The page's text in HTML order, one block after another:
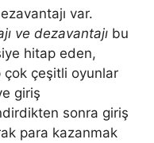
var.
ve dezavantajı bu
hitap eden,
çok çeşitli oyunlar
giriş
sonra giriş
para kazanmak